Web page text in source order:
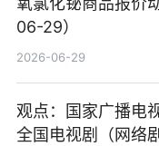
06-29）
2026-06-29
观点：国家广播电
全国电视剧（网络